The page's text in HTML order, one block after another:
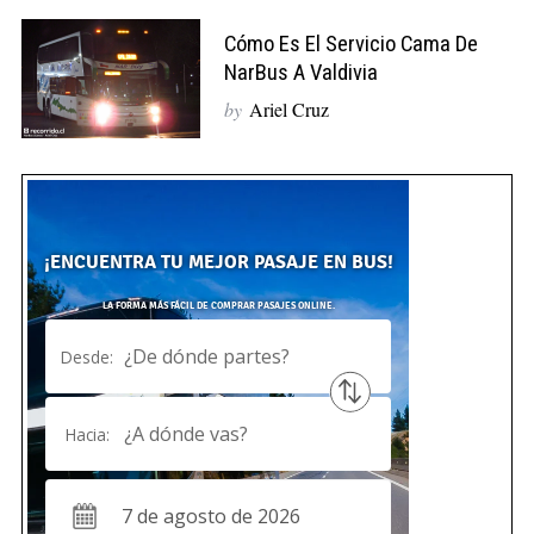
Cómo Es El Servicio Cama De
NarBus A Valdivia
by Ariel Cruz